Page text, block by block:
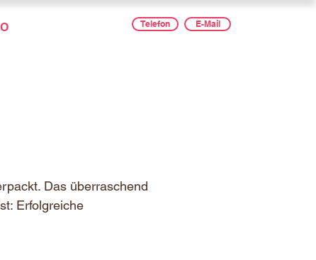
E-Mail
Telefon
Das überraschend
Erfolgreiche